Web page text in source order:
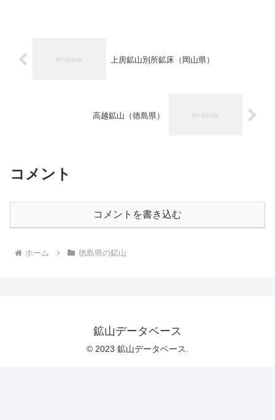
上房鉱山別所鉱床（岡山県）
高越鉱山（徳島県）
コメント
コメントを書き込む
ホーム 徳島県の鉱山
鉱山データベース
© 2023 鉱山データベース.